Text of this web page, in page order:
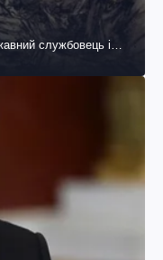
службовець і